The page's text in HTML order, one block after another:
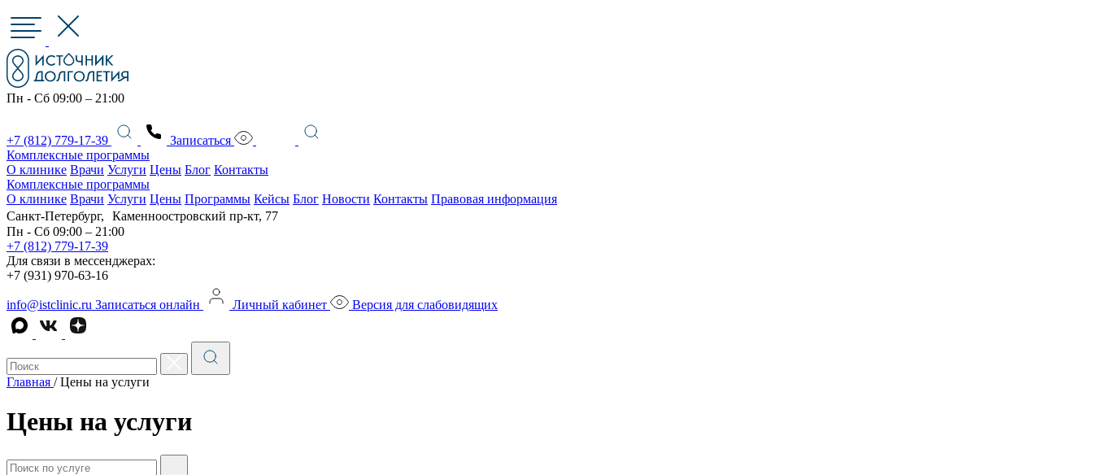
Пн - Сб 09:00 – 21:00
+7 (812) 779-17-39
Записаться
Комплексные программы
О клинике Врачи Услуги Цены Блог Контакты
Комплексные программы
О клинике Врачи Услуги Цены Программы Кейсы Блог Новости Контакты Правовая информация
Санкт-Петербург, Каменноостровский пр-кт, 77
Пн - Сб 09:00 – 21:00
+7 (812) 779-17-39
Для связи в мессенджерах:
+7 (931) 970-63-16
info@istclinic.ru Записаться онлайн Личный кабинет Версия для слабовидящих
Главная / Цены на услуги
Цены на услуги